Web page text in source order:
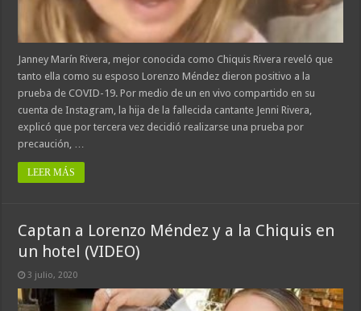
Janney Marín Rivera, mejor conocida como Chiquis Rivera reveló que
tanto ella como su esposo Lorenzo Méndez dieron positivo a la
prueba de COVID-19. Por medio de un en vivo compartido en su
cuenta de Instagram, la hija de la fallecida cantante Jenni Rivera,
explicó que por tercera vez decidió realizarse una prueba por
precaución, …
LEER MÁS
Captan a Lorenzo Méndez y a la Chiquis en
un hotel (VIDEO)
3 julio, 2020